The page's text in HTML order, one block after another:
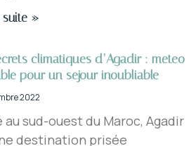
suite »
climatiques d’Agadir : meteo
pour un sejour inoubliable
2022
au sud-ouest du Maroc, Agadir
destination prisée